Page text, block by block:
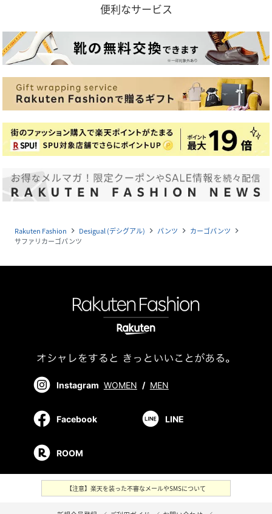
便利なサービス
Rakuten Fashion navigate_next Desigual (デシグアル) navigate_next パンツ navigate_next カーゴパンツ navigate_next
サファリカーゴパンツ
Instagram WOMEN / MEN
Facebook LINE
ROOM
【注意】楽天を装った不審なメールやSMSについて